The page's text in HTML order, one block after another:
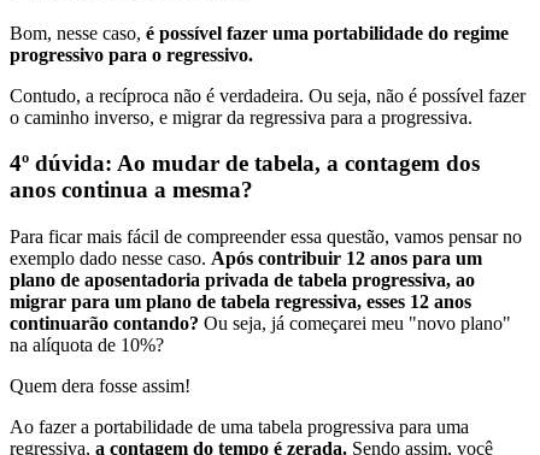
Bom, nesse caso, é possível fazer uma portabilidade do regime
progressivo para o regressivo.
Contudo, a recíproca não é verdadeira. Ou seja, não é possível fazer
o caminho inverso, e migrar da regressiva para a progressiva.
4º dúvida: Ao mudar de tabela, a contagem dos
anos continua a mesma?
Para ficar mais fácil de compreender essa questão, vamos pensar no
exemplo dado nesse caso. Após contribuir 12 anos para um
plano de aposentadoria privada de tabela progressiva, ao
migrar para um plano de tabela regressiva, esses 12 anos
continuarão contando? Ou seja, já começarei meu "novo plano"
na alíquota de 10%?
Quem dera fosse assim!
Ao fazer a portabilidade de uma tabela progressiva para uma
regressiva, a contagem do tempo é zerada. Sendo assim, você